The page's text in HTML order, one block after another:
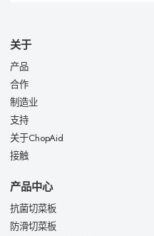
关于
产品
合作
制造业
支持
关于ChopAid
接触
产品中心
抗菌切菜板
防滑切菜板